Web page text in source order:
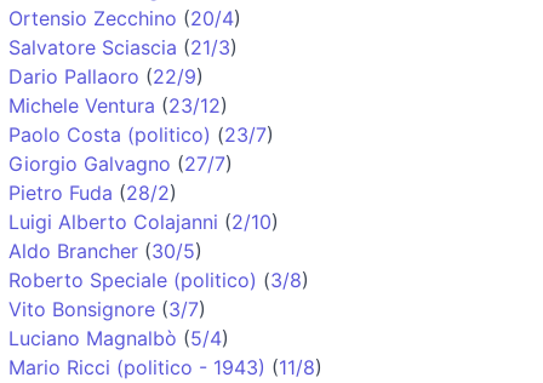
Ortensio Zecchino (20/4)
Salvatore Sciascia (21/3)
Dario Pallaoro (22/9)
Michele Ventura (23/12)
Paolo Costa (politico) (23/7)
Giorgio Galvagno (27/7)
Pietro Fuda (28/2)
Luigi Alberto Colajanni (2/10)
Aldo Brancher (30/5)
Roberto Speciale (politico) (3/8)
Vito Bonsignore (3/7)
Luciano Magnalbò (5/4)
Mario Ricci (politico - 1943) (11/8)